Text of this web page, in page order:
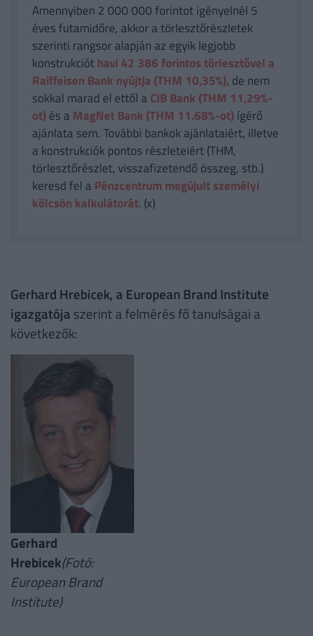
Amennyiben 2 000 000 forintot igényelnél 5
éves futamidőre, akkor a törlesztőrészletek
szerinti rangsor alapján az egyik legjobb
konstrukcióthavi 42 386 forintos törlesztővel a
Raiffeisen Bank nyújtja (THM 10,35%), de nem
sokkal marad el ettől a CIB Bank (THM 11,29%-
ot)és a MagNet Bank (THM 11.68%-ot)ígérő
ajánlata sem. További bankok ajánlataiért, illetve
a konstrukciók pontos részleteiért (THM,
törlesztőrészlet, visszafizetendő összeg, stb.)
keresd fel a Pénzcentrum megújult személyi
kölcsön kalkulátorát. (x)
Gerhard Hrebicek, a European Brand Institute
igazgatója szerint a felmérés fő tanulságai a
következők:
Gerhard
Hrebicek(Fotó:
European Brand
Institute)